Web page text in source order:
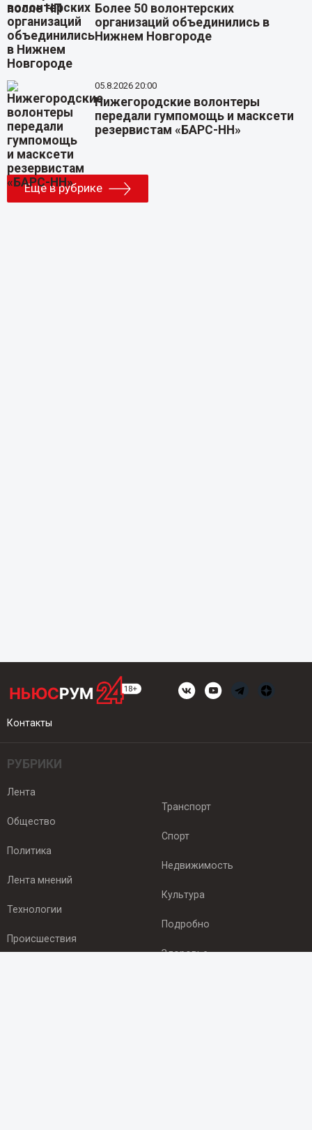
Более 50 волонтерских
организаций объединились в
Нижнем Новгороде
05.8.2026 20:00
Нижегородские волонтеры
передали гумпомощь и масксети
резервистам «БАРС-НН»
Еще в рубрике
Контакты
РУБРИКИ
Лента
Общество
Политика
Лента мнений
Технологии
Происшествия
Транспорт
Спорт
Недвижимость
Культура
Подробно
Здоровье